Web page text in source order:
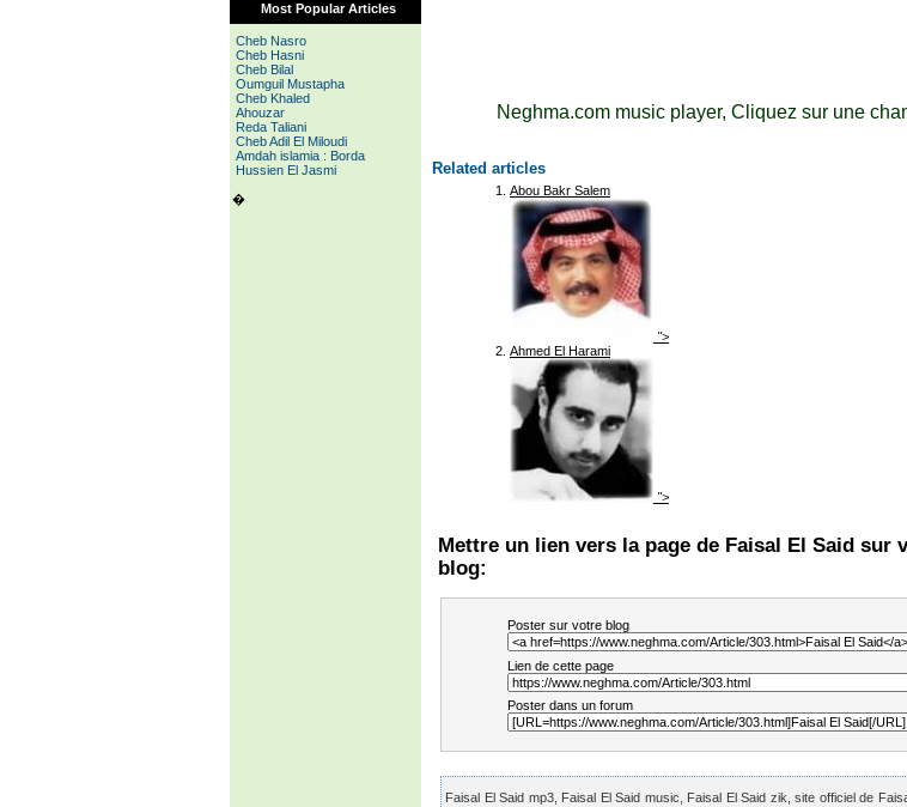
Most Popular Articles
Cheb Nasro
Cheb Hasni
Cheb Bilal
Oumguil Mustapha
Cheb Khaled
Ahouzar
Reda Taliani
Cheb Adil El Miloudi
Amdah islamia : Borda
Hussien El Jasmi
�
Neghma.com music player, Cliquez sur une
Related articles
Abou Bakr Salem
">
Ahmed El Harami
">
Mettre un lien vers la page de Faisal El Said sur
blog:
Poster sur votre blog
Lien de cette page
Poster dans un forum
Faisal El Said mp3, Faisal El Said music, Faisal El Said zik, site officiel de